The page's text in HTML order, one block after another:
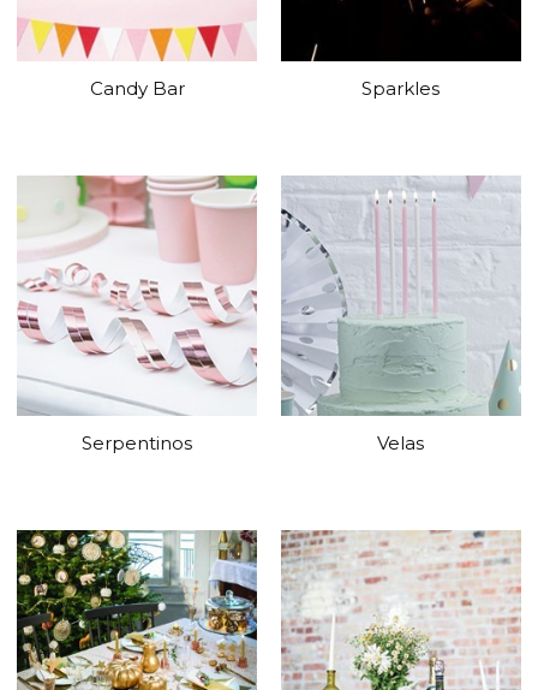
Candy Bar Sparkles
Serpentinos Velas